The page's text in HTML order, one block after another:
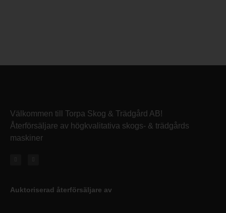
Välkommen till Torpa Skog & Trädgård AB!
Återförsäljare av högkvalitativa skogs- & trädgårds
maskiner
Auktoriserad återförsäljare av